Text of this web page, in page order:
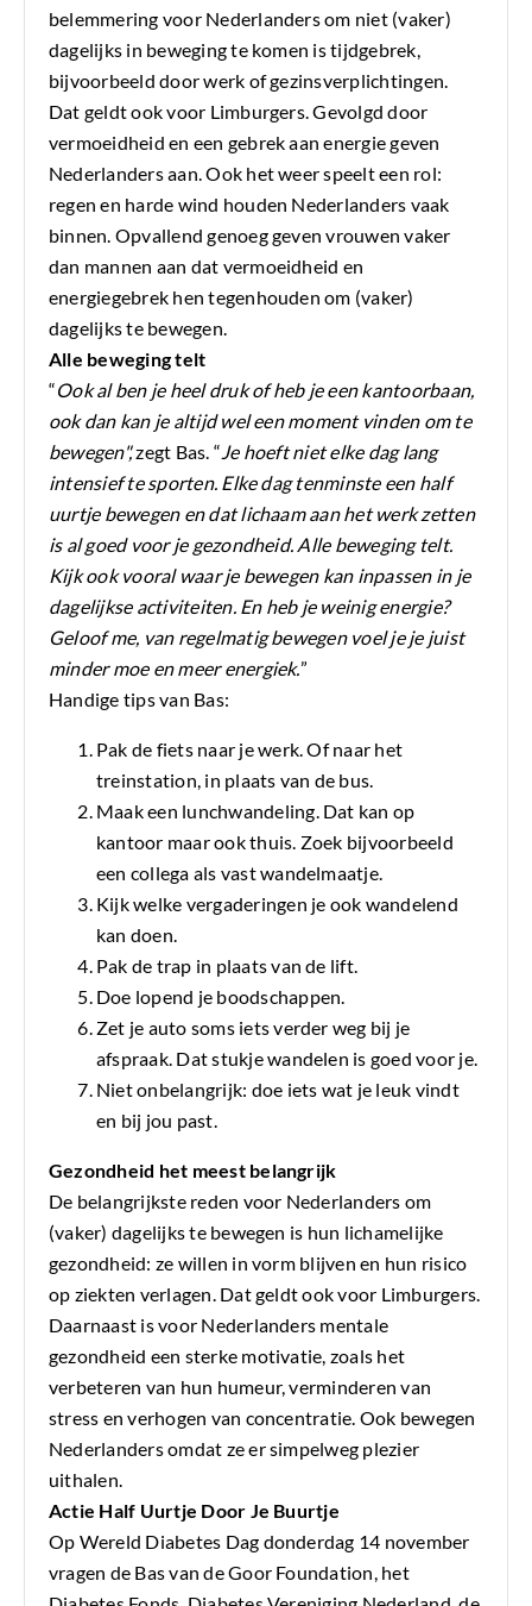
belemmering voor Nederlanders om niet (vaker)
dagelijks in beweging te komen is tijdgebrek,
bijvoorbeeld door werk of gezinsverplichtingen.
Dat geldt ook voor Limburgers. Gevolgd door
vermoeidheid en een gebrek aan energie geven
Nederlanders aan. Ook het weer speelt een rol:
regen en harde wind houden Nederlanders vaak
binnen. Opvallend genoeg geven vrouwen vaker
dan mannen aan dat vermoeidheid en
energiegebrek hen tegenhouden om (vaker)
dagelijks te bewegen.
Alle beweging telt
“Ook al ben je heel druk of heb je een kantoorbaan,
ook dan kan je altijd wel een moment vinden om te
bewegen",zegt Bas. “Je hoeft niet elke dag lang
intensief te sporten. Elke dag tenminste een half
uurtje bewegen en dat lichaam aan het werk zetten
is al goed voor je gezondheid. Alle beweging telt.
Kijk ook vooral waar je bewegen kan inpassen in je
dagelijkse activiteiten. En heb je weinig energie?
Geloof me, van regelmatig bewegen voel je je juist
minder moe en meer energiek.”
Handige tips van Bas:
Pak de fiets naar je werk. Of naar het
treinstation, in plaats van de bus.
Maak een lunchwandeling. Dat kan op
kantoor maar ook thuis. Zoek bijvoorbeeld
een collega als vast wandelmaatje.
Kijk welke vergaderingen je ook wandelend
kan doen.
Pak de trap in plaats van de lift.
Doe lopend je boodschappen.
Zet je auto soms iets verder weg bij je
afspraak. Dat stukje wandelen is goed voor je.
Niet onbelangrijk: doe iets wat je leuk vindt
en bij jou past.
Gezondheid het meest belangrijk
De belangrijkste reden voor Nederlanders om
(vaker) dagelijks te bewegen is hun lichamelijke
gezondheid: ze willen in vorm blijven en hun risico
op ziekten verlagen. Dat geldt ook voor Limburgers.
Daarnaast is voor Nederlanders mentale
gezondheid een sterke motivatie, zoals het
verbeteren van hun humeur, verminderen van
stress en verhogen van concentratie. Ook bewegen
Nederlanders omdat ze er simpelweg plezier
uithalen.
Actie Half Uurtje Door Je Buurtje
Op Wereld Diabetes Dag donderdag 14 november
vragen de Bas van de Goor Foundation, het